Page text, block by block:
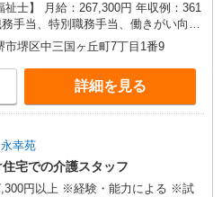
祉士】 月給：267,300円 年収例：361
当（月平均2回分）、夜勤手当（月平
、毎月平均的に支払われる手当を含み
） ◎賞与 基本給2.08ヶ月分/年支給
市堺区中三国ヶ丘町7丁目1番9
詳細を見る
幸苑
宅での介護スタッフ
円以上 ※経験・能力による ※試